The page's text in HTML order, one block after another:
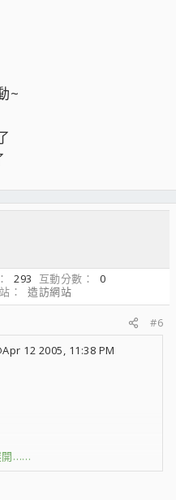
~
293 互動分數
0
造訪網站
#6
12 2005, 11:38 PM
開……